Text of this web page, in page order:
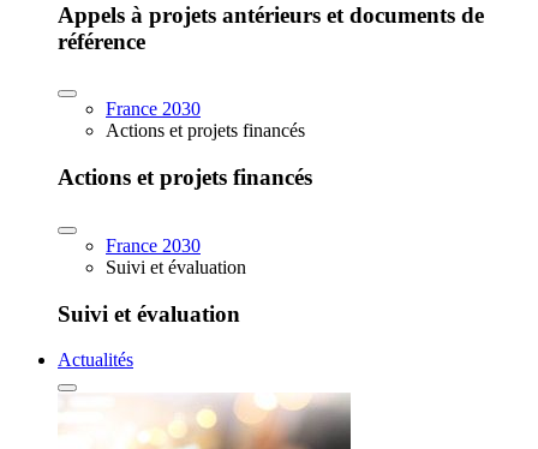
Appels à projets antérieurs et documents de
référence
France 2030
Actions et projets financés
Actions et projets financés
France 2030
Suivi et évaluation
Suivi et évaluation
Actualités